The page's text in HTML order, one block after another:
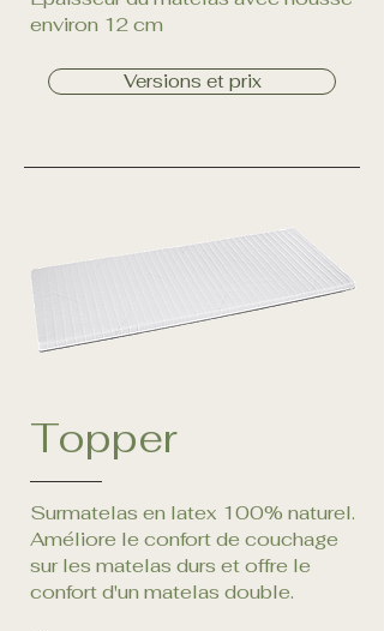
environ 12 cm
Versions et prix
Topper
Surmatelas en latex 100% naturel.
Améliore le confort de couchage
sur les matelas durs et offre le
confort d'un matelas double.